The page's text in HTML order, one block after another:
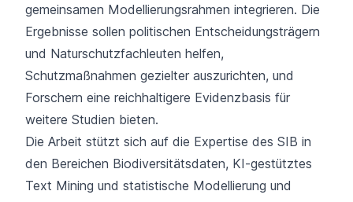
gemeinsamen Modellierungsrahmen integrieren. Die
Ergebnisse sollen politischen Entscheidungsträgern
und Naturschutzfachleuten helfen,
Schutzmaßnahmen gezielter auszurichten, und
Forschern eine reichhaltigere Evidenzbasis für
weitere Studien bieten.
Die Arbeit stützt sich auf die Expertise des SIB in
den Bereichen Biodiversitätsdaten, KI-gestütztes
Text Mining und statistische Modellierung und